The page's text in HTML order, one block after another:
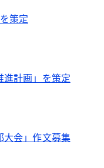
策定
進計画」を策定
大会」作文募集